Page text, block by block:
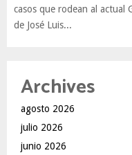
casos que rodean al actual
de José Luis...
Archives
agosto 2026
julio 2026
junio 2026